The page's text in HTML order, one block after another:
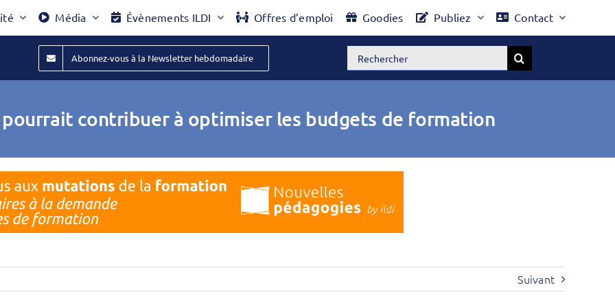
Média Évènements ILDI Offres d’emploi Goodies Publiez Contact
Abonnez-vous à la Newsletter hebdomadaire Rechercher:
pourrait contribuer à optimiser les budgets de formation
Suivant